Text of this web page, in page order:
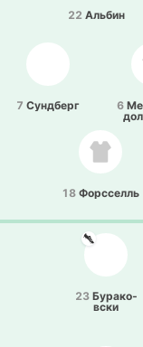
22 Альбин
6
7 Су­ндберг
18 Фо­рсселль
23 Бу­ра­ко­
вски